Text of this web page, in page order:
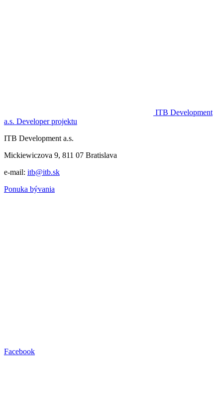
ITB Development
a.s. Developer projektu
ITB Development a.s.
Mickiewiczova 9, 811 07 Bratislava
e-mail: itb@itb.sk
Ponuka bývania
Facebook